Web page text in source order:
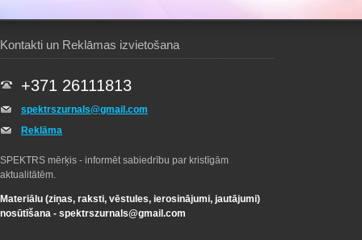
Kontakti un Reklāmas izvietošana
+371 26111813
spektrszurnals@gmail.com
Reklāma
SPEKTRS mērķis - informēt sabiedrību par kristīgām
aktualitātēm.
Materiālu (ziņas, raksti, vēstules, ierosinājumi, jautājumi)
nosūtīšana - spektrszurnals@gmail.com